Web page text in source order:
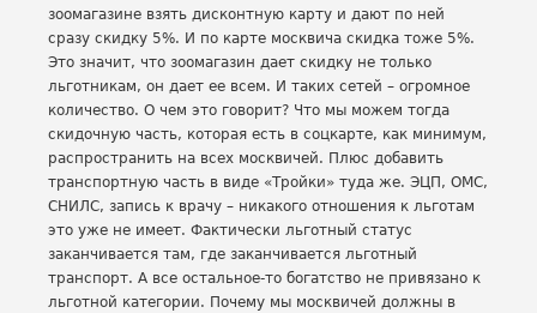
зоомагазине взять дисконтную карту и дают по ней
сразу скидку 5%. И по карте москвича скидка тоже 5%.
Это значит, что зоомагазин дает скидку не только
льготникам, он дает ее всем. И таких сетей – огромное
количество. О чем это говорит? Что мы можем тогда
скидочную часть, которая есть в соцкарте, как минимум,
распространить на всех москвичей. Плюс добавить
транспортную часть в виде «Тройки» туда же. ЭЦП, ОМС,
СНИЛС, запись к врачу – никакого отношения к льготам
это уже не имеет. Фактически льготный статус
заканчивается там, где заканчивается льготный
транспорт. А все остальное-то богатство не привязано к
льготной категории. Почему мы москвичей должны в